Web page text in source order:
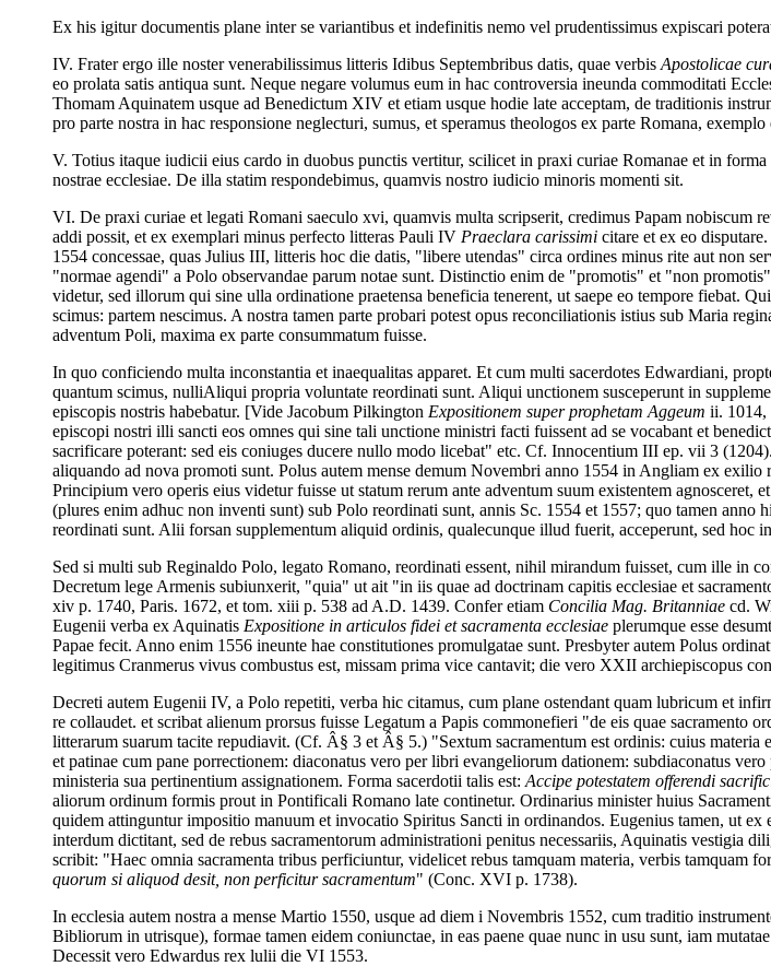
Ex his igitur documentis plane inter se variantibus et indefinitis nemo vel prudentissimus expiscari
IV. Frater ergo ille noster venerabilissimus litteris Idibus Septembribus datis, quae verbis Apostolicae
eo prolata satis antiqua sunt. Neque negare volumus eum in hac controversia ineunda commoditati
Thomam Aquinatem usque ad Benedictum XIV et etiam usque hodie late acceptam, de traditionis
pro parte nostra in hac responsione neglecturi, sumus, et speramus theologos ex parte Romana,
V. Totius itaque iudicii eius cardo in duobus punctis vertitur, scilicet in praxi curiae Romanae et in
nostrae ecclesiae. De illa statim respondebimus, quamvis nostro iudicio minoris momenti sit.
VI. De praxi curiae et legati Romani saeculo xvi, quamvis multa scripserit, credimus Papam nobiscum
addi possit, et ex exemplari minus perfecto litteras Pauli IV Praeclara carissimi citare et ex eo
1554 concessae, quas Julius III, litteris hoc die datis, "libere utendas" circa ordines minus rite aut non
"normae agendi" a Polo observandae parum notae sunt. Distinctio enim de "promotis" et "non
videtur, sed illorum qui sine ulla ordinatione praetensa beneficia tenerent, ut saepe eo tempore fiebat.
scimus: partem nescimus. A nostra tamen parte probari potest opus reconciliationis istius sub Maria
adventum Poli, maxima ex parte consummatum fuisse.
In quo conficiendo multa inconstantia et inaequalitas apparet. Et cum multi sacerdotes Edwardiani,
quantum scimus, nulliAliqui propria voluntate reordinati sunt. Aliqui unctionem susceperunt in
episcopis nostris habebatur. [Vide Jacobum Pilkington Expositionem super prophetam Aggeum ii. 1014,
episcopi nostri illi sancti eos omnes qui sine tali unctione ministri facti fuissent ad se vocabant et
sacrificare poterant: sed eis coniuges ducere nullo modo licebat" etc. Cf. Innocentium III ep. vii 3
aliquando ad nova promoti sunt. Polus autem mense demum Novembri anno 1554 in Angliam ex
Principium vero operis eius videtur fuisse ut statum rerum ante adventum suum existentem agnosceret,
(plures enim adhuc non inventi sunt) sub Polo reordinati sunt, annis Sc. 1554 et 1557; quo tamen
reordinati sunt. Alii forsan supplementum aliquid ordinis, qualecunque illud fuerit, acceperunt, sed hoc
Sed si multi sub Reginaldo Polo, legato Romano, reordinati essent, nihil mirandum fuisset, cum ille in
Decretum lege Armenis subiunxerit, "quia" ut ait "in iis quae ad doctrinam capitis ecclesiae et
xiv p. 1740, Paris. 1672, et tom. xiii p. 538 ad A.D. 1439. Confer etiam Concilia Mag. Britanniae cd.
Eugenii verba ex Aquinatis Expositione in articulos fidei et sacramenta ecclesiae plerumque esse
Papae fecit. Anno enim 1556 ineunte hae constitutiones promulgatae sunt. Presbyter autem Polus
legitimus Cranmerus vivus combustus est, missam prima vice cantavit; die vero XXII archiepiscopus
Decreti autem Eugenii IV, a Polo repetiti, verba hic citamus, cum plane ostendant quam lubricum et
re collaudet. et scribat alienum prorsus fuisse Legatum a Papis commonefieri "de eis quae
litterarum suarum tacite repudiavit. (Cf. Â§ 3 et Â§ 5.) "Sextum sacramentum est ordinis: cuius
et patinae cum pane porrectionem: diaconatus vero per libri evangeliorum dationem: subdiaconatus
ministeria sua pertinentium assignationem. Forma sacerdotii talis est: Accipe potestatem offerendi
aliorum ordinum formis prout in Pontificali Romano late continetur. Ordinarius minister huius
quidem attinguntur impositio manuum et invocatio Spiritus Sancti in ordinandos. Eugenius tamen, ut
interdum dictitant, sed de rebus sacramentorum administrationi penitus necessariis, Aquinatis vestigia
scribit: "Haec omnia sacramenta tribus perficiuntur, videlicet rebus tamquam materia, verbis tamquam
quorum si aliquod desit, non perficitur sacramentum" (Conc. XVI p. 1738).
In ecclesia autem nostra a mense Martio 1550, usque ad diem i Novembris 1552, cum traditio
Bibliorum in utrisque), formae tamen eidem coniunctae, in eas paene quae nunc in usu sunt, iam
Decessit vero Edwardus rex lulii die VI 1553.